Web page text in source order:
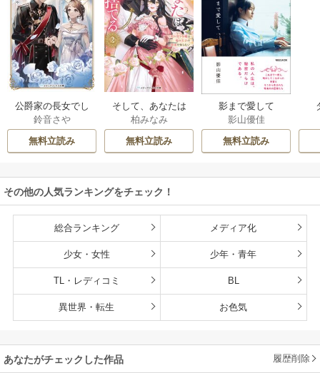
公爵家の長女でし
た
鈴音さや
無料立読み
そして、あなたは
私を捨てる
柏みなみ
無料立読み
影まで愛して
影山優佳
無料立読み
その他の人気ランキングをチェック！
総合ランキング メディア化
少女・女性 少年・青年
TL・レディコミ BL
異世界・転生 お色気
あなたがチェックした作品 履歴削除